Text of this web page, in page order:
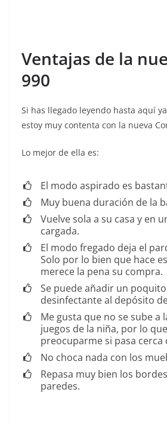
Ventajas de la
990
Si has llegado leyendo hasta aquí
estoy muy contenta con la nueva
Lo mejor de ella es:
El modo aspirado es
Muy buena duración de la
Vuelve sola a su casa y en
cargada.
El modo fregado deja el
Solo por lo bien que hace
merece la pena su compra.
Se puede añadir un
desinfectante al depósito
Me gusta que no se sube a
juegos de la niña, por lo
preocuparme si pasa cerca
No choca nada con los
Repasa muy bien los
paredes.